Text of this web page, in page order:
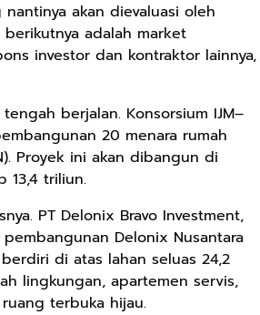
akan dievaluasi oleh
berikutnya adalah market
investor dan kontraktor lainnya,
berjalan. Konsorsium IJM–
20 menara rumah
Proyek ini akan dibangun di
13,4 triliun.
PT Delonix Bravo Investment,
Delonix Nusantara
di atas lahan seluas 24,2
lingkungan, apartemen servis,
terbuka hijau.
Rp158.000
Kaos Dayak Unik
Bisa Bernyanyi
Motif Gigi
Shopee
Rp158.000
Kaos Sastra
Dayak West
Tembawang